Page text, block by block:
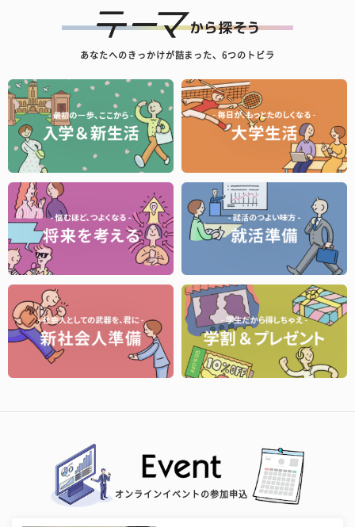
あなたへのきっかけが詰まった、6つのトビラ
オンラインイベントの参加申込